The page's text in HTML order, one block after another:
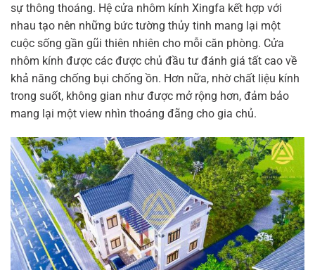
sự thông thoáng. Hệ cửa nhôm kính Xingfa kết hợp với
nhau tạo nên những bức tường thủy tinh mang lại một
cuộc sống gần gũi thiên nhiên cho mỗi căn phòng. Cửa
nhôm kính được các được chủ đầu tư đánh giá tất cao về
khả năng chống bụi chống ồn. Hơn nữa, nhờ chất liệu kính
trong suốt, không gian như được mở rộng hơn, đảm bảo
mang lại một view nhìn thoáng đãng cho gia chủ.